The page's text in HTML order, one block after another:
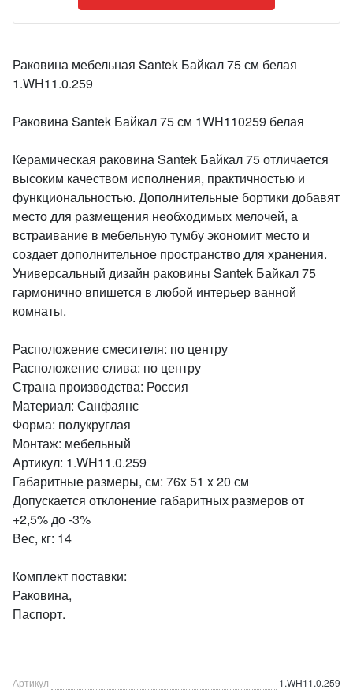
Раковина мебельная Santek Байкал 75 см белая
1.WH11.0.259
Раковина Santek Байкал 75 см 1WH110259 белая
Керамическая раковина Santek Байкал 75 отличается
высоким качеством исполнения, практичностью и
функциональностью. Дополнительные бортики добавят
место для размещения необходимых мелочей, а
встраивание в мебельную тумбу экономит место и
создает дополнительное пространство для хранения.
Универсальный дизайн раковины Santek Байкал 75
гармонично впишется в любой интерьер ванной
комнаты.
Расположение смесителя: по центру
Расположение слива: по центру
Страна производства: Россия
Материал: Санфаянс
Форма: полукруглая
Монтаж: мебельный
Артикул: 1.WH11.0.259
Габаритные размеры, см: 76x 51 x 20 см
Допускается отклонение габаритных размеров от
+2,5% до -3%
Вес, кг: 14
Комплект поставки:
Раковина,
Паспорт.
Артикул
1.WH11.0.259